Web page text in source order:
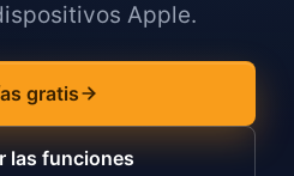
Apple.
gratis
las funciones